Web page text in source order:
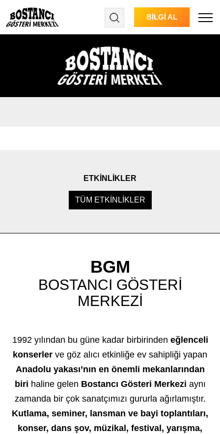
Menu
BİLGİ AL
ETKİNLİKLER
TÜM ETKİNLİKLER
BGM
BOSTANCI GÖSTERİ
MERKEZİ
1992 yılından bu güne kadar birbirinden eğlenceli
konserler ve göz alıcı etkinliğe ev sahipliği yapan
Anadolu yakası’nın en önemli mekanlarından
biri haline gelen Bostancı Gösteri Merkezi aynı
zamanda bir çok sanatçımızı gururla ağırlamıştır.
Kutlama, seminer, lansman ve bayi toplantıları,
konser, dans şov, müzikal, festival, yarışma,